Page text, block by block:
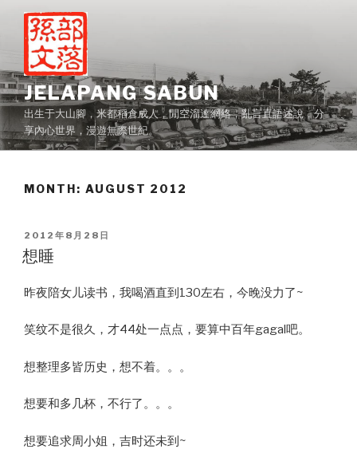
content
JELAPANG SABUN
出生于大山腳，米都稻倉成人，閒空溜達網絡，亂言直語述說，分
享內心世界，漫遊無際世紀。
MONTH: AUGUST 2012
POSTED
ON
2012年8月28日
想睡
昨夜陪女儿读书，我喝酒直到130左右，今晚没力了~
笑纹不是很久，才44处一点点，要算中百年gagal吧。
想整理多皆历史，想不着。。。
想要和多几杯，不行了。。。
想要追求周小姐，吉时还未到~